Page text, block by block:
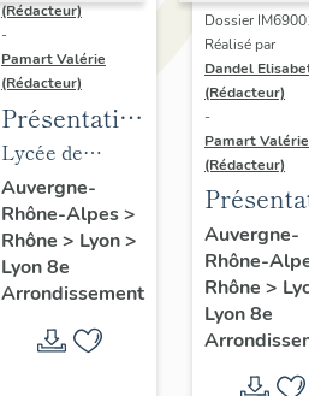
(Rédacteur)
-
Pamart Valérie
(Rédacteur)
Présentation
des 1% du
Lycée
Auguste-et-
Louis-
Lumière
Lycée de
jeunes filles,
puis lycée
polyvalent
Auguste-et-
Louis-Lumière
Auvergne-
Rhône-Alpes>
Rhône > Lyon>
Lyon 8e
Arrondissement
Dossier
Réalisé par
Dandel
(Rédacteur)
-
Pamart Valérie
(Rédacteur)
des 1%
lycée
Colbert
Auvergne-
Rhône-
Rhône >
Lyon 8e